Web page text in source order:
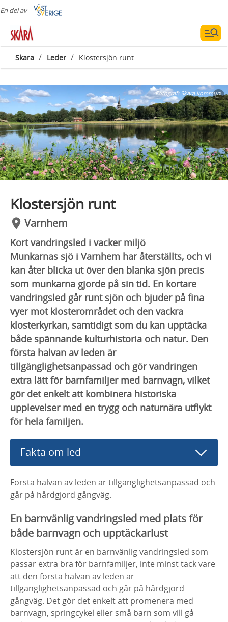
En del av
Skara / Leder / Klostersjön runt
Fotograf:Skara kommun
Klostersjön runt
Varnhem
Kort vandringsled i vacker miljö
Munkarnas sjö i Varnhem har återställts, och vi
kan åter blicka ut över den blanka sjön precis
som munkarna gjorde på sin tid. En kortare
vandringsled går runt sjön och bjuder på fina
vyer mot klosterområdet och den vackra
klosterkyrkan, samtidigt som du kan upptäcka
både spännande kulturhistoria och natur. Den
första halvan av leden är
tillgänglighetsanpassad och gör vandringen
extra lätt för barnfamiljer med barnvagn, vilket
gör det enkelt att kombinera historiska
upplevelser med en trygg och naturnära utflykt
för hela familjen.
Fakta om led
Första halvan av leden är tillgänglighetsanpassad och
går på hårdgjord gångväg.
En barnvänlig vandringsled med plats för
både barnvagn och upptäckarlust
Klostersjön runt är en barnvänlig vandringsled som
passar extra bra för barnfamiljer, inte minst tack vare
att den första halvan av leden är
tillgänglighetsanpassad och går på hårdgjord
gångväg. Det gör det enkelt att promenera med
barnvagn, springcykel eller små barn som vill gå